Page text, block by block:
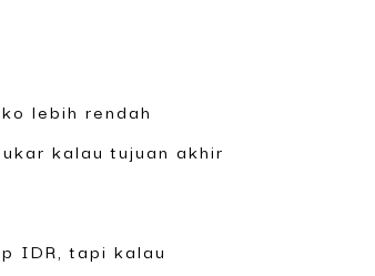
lebih rendah
kalau tujuan akhir
IDR, tapi kalau